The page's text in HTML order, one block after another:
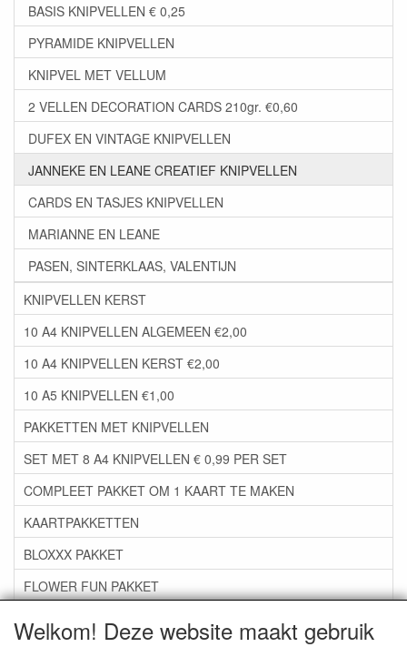
Welkom! Deze website maakt gebruik
BASIS KNIPVELLEN € 0,25
PYRAMIDE KNIPVELLEN
KNIPVEL MET VELLUM
2 VELLEN DECORATION CARDS 210gr. €0,60
DUFEX EN VINTAGE KNIPVELLEN
JANNEKE EN LEANE CREATIEF KNIPVELLEN
CARDS EN TASJES KNIPVELLEN
MARIANNE EN LEANE
PASEN, SINTERKLAAS, VALENTIJN
KNIPVELLEN KERST
10 A4 KNIPVELLEN ALGEMEEN €2,00
10 A4 KNIPVELLEN KERST €2,00
10 A5 KNIPVELLEN €1,00
PAKKETTEN MET KNIPVELLEN
SET MET 8 A4 KNIPVELLEN € 0,99 PER SET
COMPLEET PAKKET OM 1 KAART TE MAKEN
KAARTPAKKETTEN
BLOXXX PAKKET
FLOWER FUN PAKKET
***GROEP 06*** TAPE/LIJM SNIJMALLEN STEMPELS